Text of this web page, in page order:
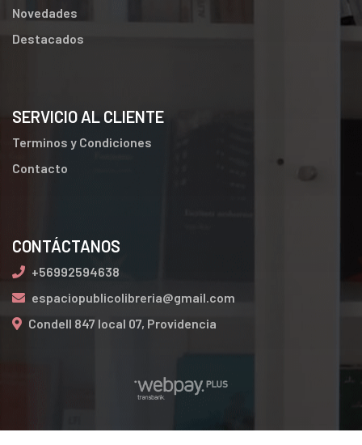
Novedades
Destacados
SERVICIO AL CLIENTE
Terminos y Condiciones
Contacto
CONTÁCTANOS
+56992594638
espaciopublicolibreria@gmail.com
Condell 847 local 07, Providencia